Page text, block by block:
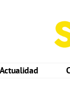
Actualidad